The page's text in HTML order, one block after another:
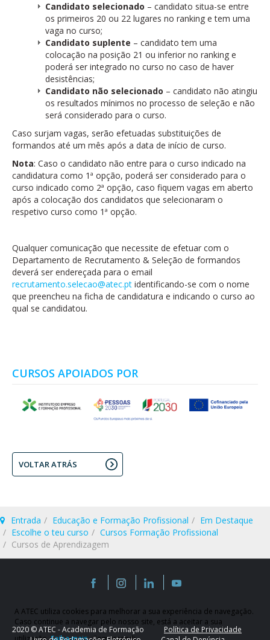
Candidato selecionado – candidato situa-se entre
os primeiros 20 ou 22 lugares no ranking e tem uma
vaga no curso;
Candidato suplente – candidato tem uma
colocação na posição 21 ou inferior no ranking e
poderá ser integrado no curso no caso de haver
desistências;
Candidato não selecionado – candidato não atingiu
os resultados mínimos no processo de seleção e não
será considerado para o curso.
Caso surjam vagas, serão efetuadas substituições de
formandos até um mês após a data de início de curso.
Nota: Caso o candidato não entre para o curso indicado na
candidatura como 1ª opção, poderá ser considerado para o
curso indicado como 2ª opção, caso fiquem vagas em aberto
após a colocação dos candidatos que selecionaram o
respetivo curso como 1ª opção.
Qualquer comunicação que necessite de efetuar com o
Departamento de Recrutamento & Seleção de formandos
deverá ser endereçada para o email
recrutamento.selecao@atec.pt identificando-se com o nome
que preencheu na ficha de candidatura e indicando o curso ao
qual se candidatou.
CURSOS APOIADOS POR
VOLTAR ATRÁS
Entrada Educação e Formação Profissional
Em Destaque
Escolhe o teu curso
Cursos Formação Profissional
Cursos de Aprendizagem
A ATEC utiliza cookies para melhorar a sua experiência de navegação.
Caso continue a navegar pelo nosso site, está a aceitar a sua
2020 © ATEC - Academia de Formação
Política de Privacidade